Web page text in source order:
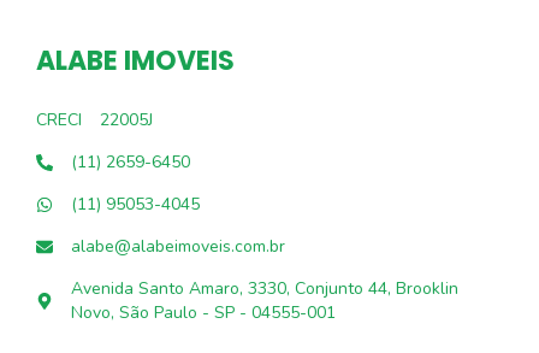
ALABE IMOVEIS
CRECI
22005J
(11) 2659-6450
(11) 95053-4045
alabe@alabeimoveis.com.br
Avenida Santo Amaro, 3330, Conjunto 44, Brooklin
Novo, São Paulo - SP - 04555-001